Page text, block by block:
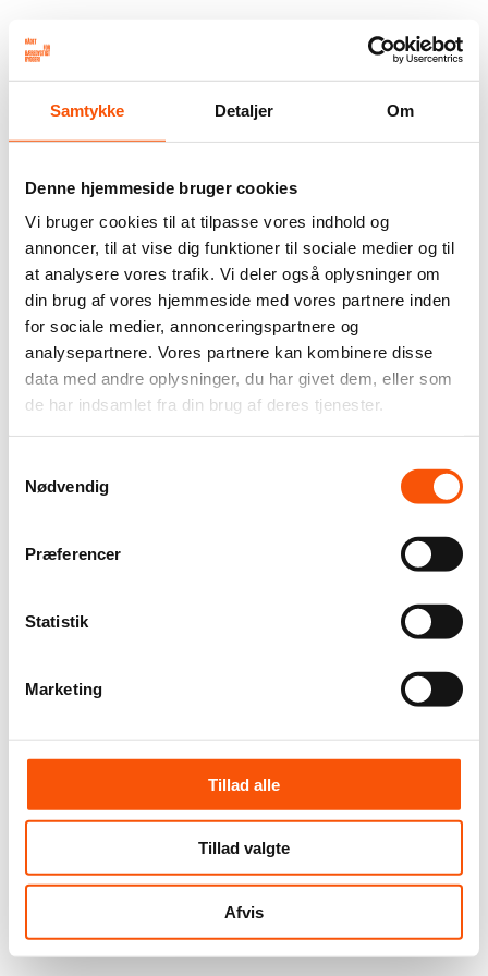
Samtykke Detaljer Om
Denne hjemmeside bruger cookies
Vi bruger cookies til at tilpasse vores indhold og
annoncer, til at vise dig funktioner til sociale medier og til
at analysere vores trafik. Vi deler også oplysninger om
din brug af vores hjemmeside med vores partnere inden
for sociale medier, annonceringspartnere og
analysepartnere. Vores partnere kan kombinere disse
data med andre oplysninger, du har givet dem, eller som
de har indsamlet fra din brug af deres tjenester.
Nødvendig
Præferencer
Statistik
Marketing
Tillad alle
Tillad valgte
Afvis